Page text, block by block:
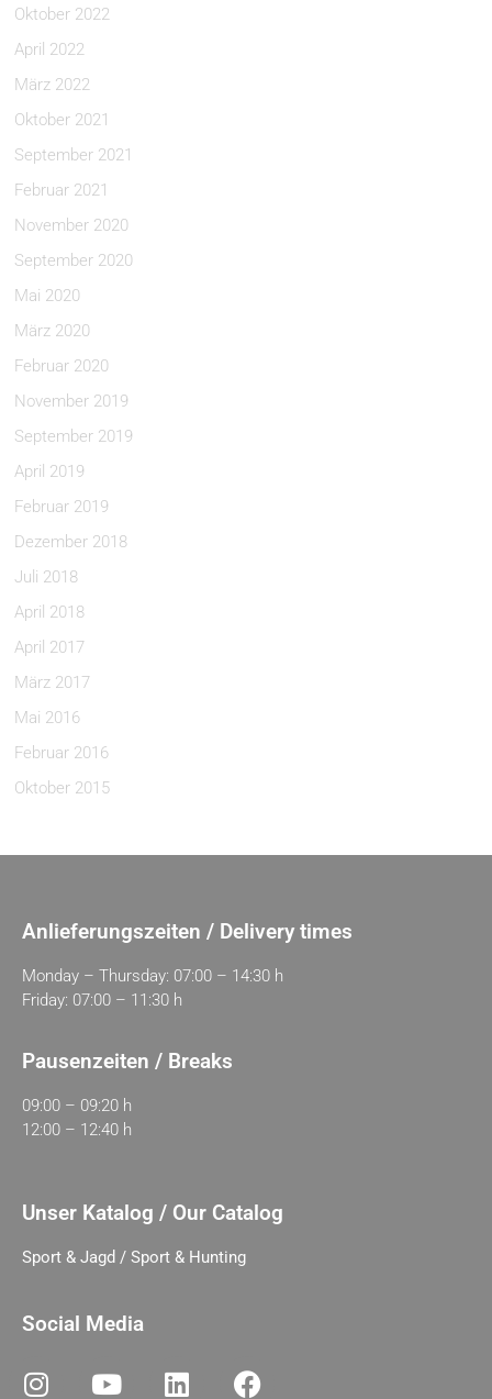
Oktober 2022
April 2022
März 2022
Oktober 2021
September 2021
Februar 2021
November 2020
September 2020
Mai 2020
März 2020
Februar 2020
November 2019
September 2019
April 2019
Februar 2019
Dezember 2018
Juli 2018
April 2018
April 2017
März 2017
Mai 2016
Februar 2016
Oktober 2015
Anlieferungszeiten / Delivery times
Monday – Thursday: 07:00 – 14:30 h
Friday: 07:00 – 11:30 h
Pausenzeiten / Breaks
09:00 – 09:20 h
12:00 – 12:40 h
Unser Katalog / Our Catalog
Sport & Jagd / Sport & Hunting
Social Media